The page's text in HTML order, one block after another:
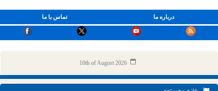
تماس با ما درباره ما
10th of August 2026